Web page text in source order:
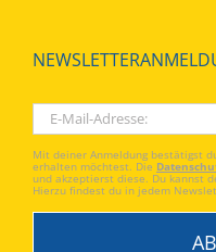
Mit deiner Anmeldung bestätigst
erhalten möchtest. Die
und akzeptierst diese. Du kannst
Hierzu findest du in jedem